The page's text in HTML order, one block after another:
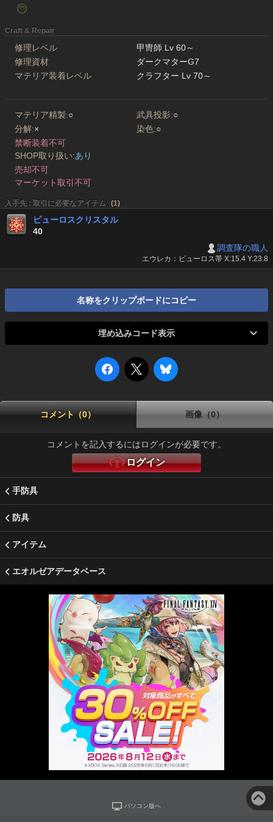
Craft & Repair
修理レベル
甲冑師 Lv 60～
修理資材
ダークマターG7
マテリア装着レベル
クラフター Lv 70～
マテリア精製:○ 武具投影:○
分解:× 染色:○
禁断装着不可
SHOP取り扱い:あり
売却不可
マーケット取引不可
入手先 : 取引に必要なアイテム (1)
ピューロスクリスタル
40
調査隊の職人
エウレカ：ピューロス帯 X:15.4 Y:23.8
名称をクリップボードにコピー
埋め込みコード表示
コメント（0） 画像（0）
コメントを記入するにはログインが必要です。
ログイン
手防具
防具
アイテム
エオルゼアデータベース
パソコン版へ